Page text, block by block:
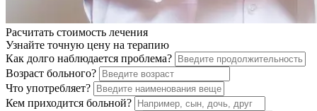
Расчитать стоимость лечения
Узнайте точную цену на терапию
Как долго наблюдается проблема?
Возраст больного?
Что употребляет?
Кем приходится больной?